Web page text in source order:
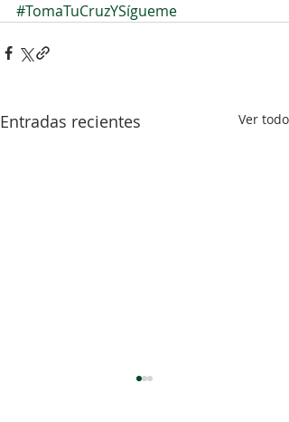
#TomaTuCruzYSígueme
Entradas recientes Ver todo